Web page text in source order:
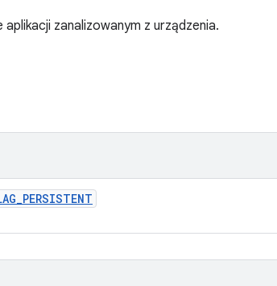
zanalizowanym z urządzenia.
_PERSISTENT